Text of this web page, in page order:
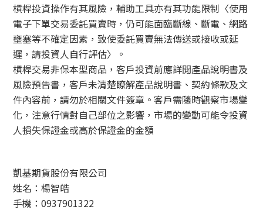
槓桿投資操作有其風險，輔助工具亦有其功能限制〈使用
電子下單交易委託買賣時，仍可能面臨斷線、斷電、網路
壅塞等不確定因素，致使委託買賣無法傳送或接收或延
遲，請投資人自行評估〉。
槓桿交易非保本型商品，客戶投資前應詳閱產品說明書及
風險預告書，客戶未清楚瞭解產品說明書、契約條款及文
件內容前，請勿於相關文件簽章。客戶需隨時觀察市場變
化，注意行情對自己部位之影響，市場的變動可能令投資
人損失保證金或高於保證金的金額
凱基期貨股份有限公司
姓名：楊智皓
手機：0937901322